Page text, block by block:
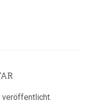
veröffentlicht.